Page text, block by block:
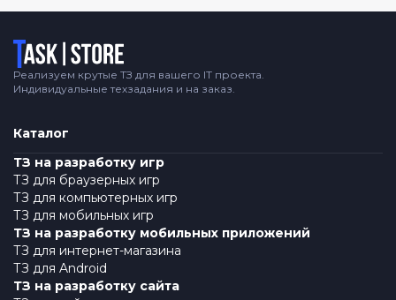
Логотип
Реализуем крутые ТЗ для вашего IT проекта.
Индивидуальные техзадания и на заказ.
Каталог
ТЗ на разработку игр
ТЗ для браузерных игр
ТЗ для компьютерных игр
ТЗ для мобильных игр
ТЗ на разработку мобильных приложений
ТЗ для интернет-магазина
ТЗ для Android
ТЗ на разработку сайта